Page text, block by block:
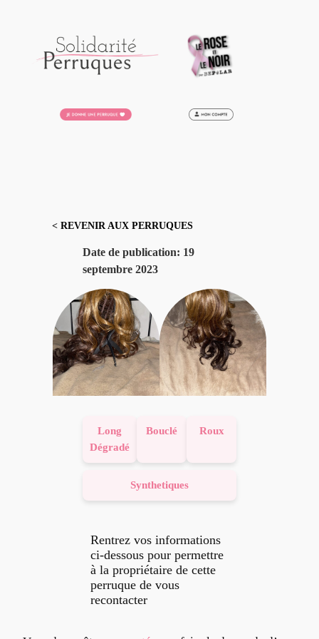
contenu
< REVENIR AUX PERRUQUES
Date de publication: 19
septembre 2023
Long
Dégradé
Bouclé Roux
Synthetiques
Rentrez vos informations
ci-dessous pour permettre
à la propriétaire de cette
perruque de vous
recontacter